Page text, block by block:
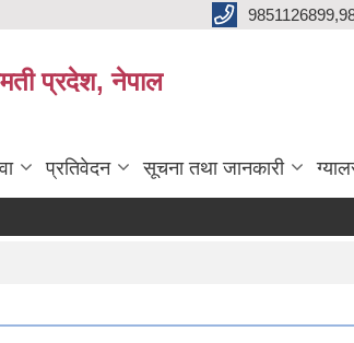
प्रदेश, नेपाल
प्रतिवेदन सूचना तथा जानकारी